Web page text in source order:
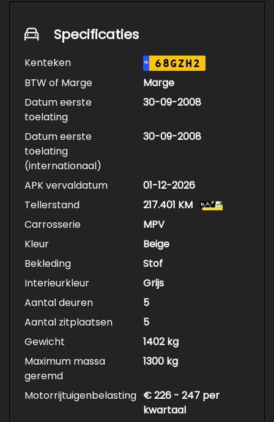
Specificaties
Kenteken NL 68GZH2
BTW of Marge
Marge
Datum eerste
toelating
30-09-2008
Datum eerste
toelating
(internationaal)
30-09-2008
APK vervaldatum
01-12-2026
Tellerstand
217.401 KM
Carrosserie
MPV
Kleur
Beige
Bekleding
Stof
Interieurkleur
Grijs
Aantal deuren
5
Aantal zitplaatsen
5
Gewicht
1402 kg
Maximum massa
geremd
1300 kg
Motorrijtuigenbelasting € 226 - 247 per
kwartaal